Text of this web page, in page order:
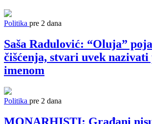
Politika pre 2 dana
Saša Radulović: “Oluja”
čišćenja, stvari uvek
imenom
Politika pre 2 dana